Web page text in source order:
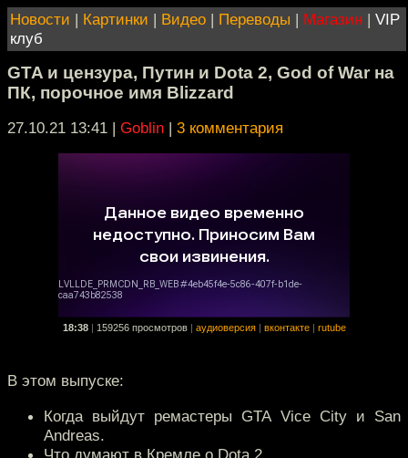
Новости | Картинки | Видео | Переводы | Магазин | VIP
клуб
GTA и цензура, Путин и Dota 2, God of War на
ПК, порочное имя Blizzard
27.10.21 13:41 | Goblin | 3 комментария
18:38 159256 просмотров аудиоверсия вконтакте rutube
В этом выпуске:
Когда выйдут ремастеры GTA Vice City и San
Andreas.
Что думают в Кремле о Dota 2.